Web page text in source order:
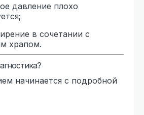
давление плохо
в сочетании с
храпом.
начинается с подробной